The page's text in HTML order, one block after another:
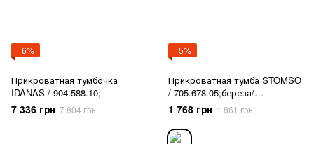
−6%
Прикроватная тумбочка
IDANAS / 904.588.10;
7 336 грн 7 804 грн
−5%
Прикроватная тумба STOMSO
/ 705.678.05;береза/
білий;36х29х20;
1 768 грн 1 861 грн